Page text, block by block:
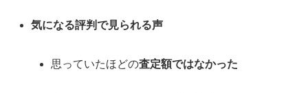
気になる評判で見られる声
思っていたほどの査定額ではなかった